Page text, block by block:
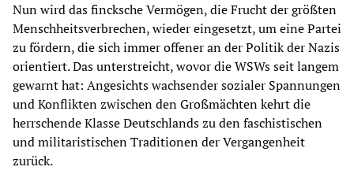
Nun wird das fincksche Vermögen, die Frucht der größten
Menschheitsverbrechen, wieder eingesetzt, um eine Partei
zu fördern, die sich immer offener an der Politik der Nazis
orientiert. Das unterstreicht, wovor die WSWs seit langem
gewarnt hat: Angesichts wachsender sozialer Spannungen
und Konflikten zwischen den Großmächten kehrt die
herrschende Klasse Deutschlands zu den faschistischen
und militaristischen Traditionen der Vergangenheit
zurück.